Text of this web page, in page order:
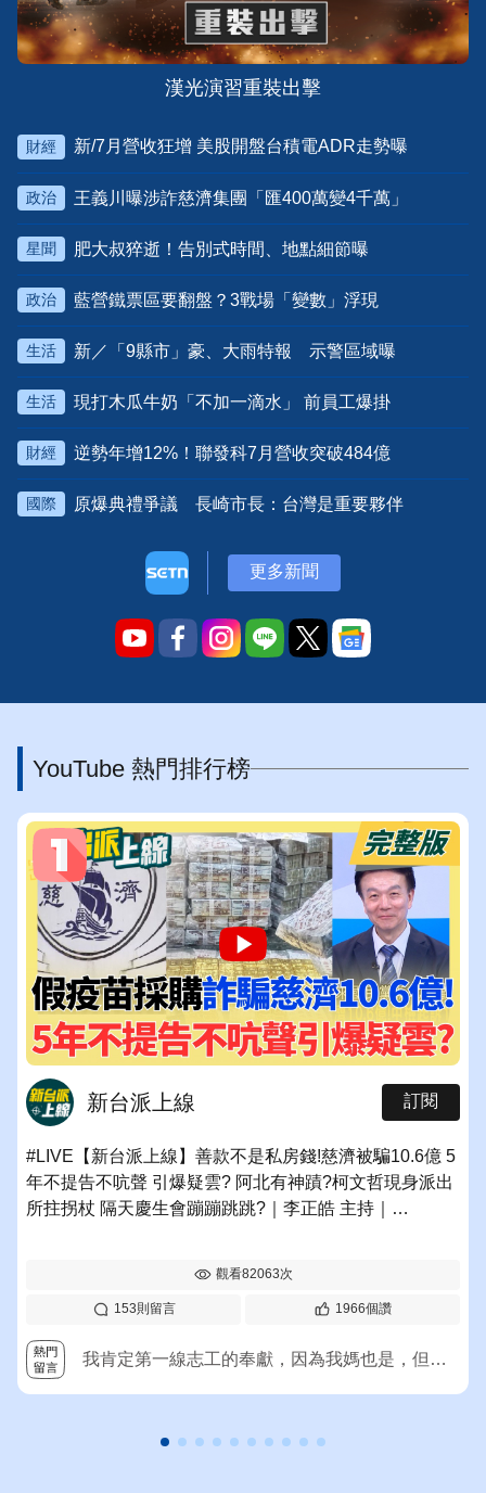
漢光演習重裝出擊
財經 新/7月營收狂增 美股開盤台積電ADR走勢曝
政治 王義川曝涉詐慈濟集團「匯400萬變4千萬」
星聞 肥大叔猝逝！告別式時間、地點細節曝
政治 藍營鐵票區要翻盤？3戰場「變數」浮現
生活 新／「9縣市」豪、大雨特報 示警區域曝
生活 現打木瓜牛奶「不加一滴水」 前員工爆掛
財經 逆勢年增12%！聯發科7月營收突破484億
國際 原爆典禮爭議 長崎市長：台灣是重要夥伴
更多新聞
YouTube 熱門排行榜
新台派上線 訂閱
#LIVE【新台派上線】善款不是私房錢!慈濟被騙10.6億 5
年不提告不吭聲 引爆疑雲? 阿北有神蹟?柯文哲現身派出
所拄拐杖 隔天慶生會蹦蹦跳跳?｜李正皓 主持｜
觀看82063次
153則留言 1966個讚
不用再捐慈濟了，這麼有錢，10億算什麼
我肯定第一線志工的奉獻，因為我媽也是，但慈濟真的不要再捐了，我媽當志工一輩子，每月捐錢奉獻，現在生病了，慈濟也是幾乎不聞不問，錢這樣拿來亂花，真的很心寒！
叫藍白道歉不可能 虐兒案/非洲豬瘟/花蓮馬太鞍 哪一個道歉了
被騙了不敢講，因為怕不捐給他們